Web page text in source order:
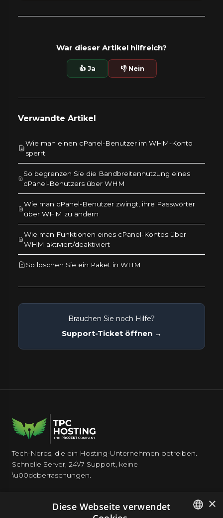
War dieser Artikel hilfreich?
👍 Ja 👎 Nein
Verwandte Artikel
Wie man einen cPanel-Benutzer im WHM-Konto
sperrt
So begrenzen Sie die Bandbreitennutzung eines
cPanel-Benutzers über WHM
Wie man cPanel-Benutzer zwingt, ihre Passwörter
über WHM zu ändern
Wie man Funktionen eines cPanel-Kontos über
WHM aktiviert/deaktiviert
So löschen Sie ein Paket in WHM
Brauchen Sie noch Hilfe?
Support-Ticket öffnen →
Tech-Nerds, die ein Hosting-Unternehmen betreiben.
Schnelle Server, 24\/7 Support, keine
\u00dcberraschungen.
×
Diese Webseite verwendet